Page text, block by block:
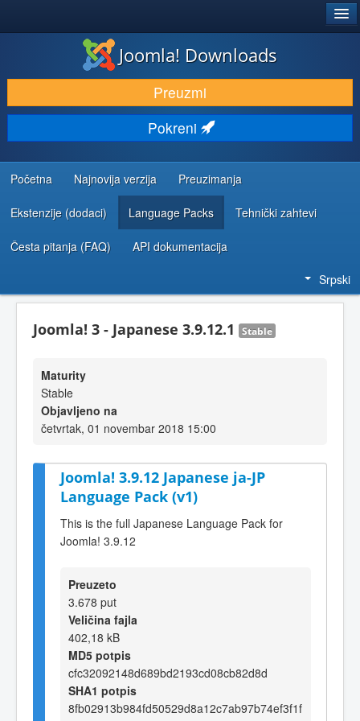
PREUZIMANJE I PROŠIRENJA (EKSTENZIJE)
OTKRIJTE I NAUČITE
ZAJEDNICA I PODRŠKA
RESURSI ZA RAZVOJ
Joomla! Downloads
Preuzmi
Pokreni
Početna Najnovija verzija Preuzimanja
Ekstenzije (dodaci) Language Packs Tehnički zahtevi
Česta pitanja (FAQ) API dokumentacija
Srpski
Joomla! 3 - Japanese 3.9.12.1 Stable
Maturity
Stable
Objavljeno na
četvrtak, 01 novembar 2018 15:00
Joomla! 3.9.12 Japanese ja-JP
Language Pack (v1)
This is the full Japanese Language Pack for
Joomla! 3.9.12
Preuzeto
3.678 put
Veličina fajla
402,18 kB
MD5 potpis
cfc32092148d689bd2193cd08cb82d8d
SHA1 potpis
8fb02913b984fd50529d8a12c7ab97b74ef3f1f